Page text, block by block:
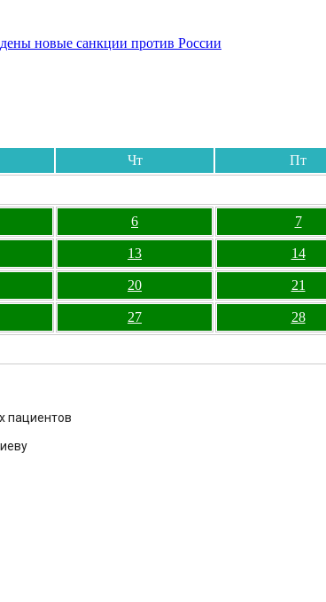
новые санкции против России
Чт Пт
6 7
13 14
20 21
27 28
пациентов